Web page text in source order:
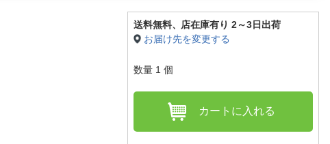
送料無料、 店在庫有り 2～3日出荷
お届け先を変更する
数量 1 個
カートに入れる